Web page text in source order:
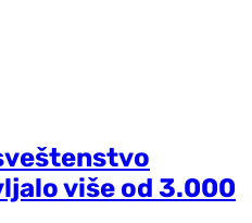
više od 3.000